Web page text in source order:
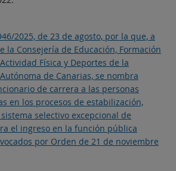
2025, de 23 de agosto, por la que, a
la Consejería de Educación, Formación
Física y Deportes de la
de Canarias, se nombra
de carrera a las personas
en los procesos de estabilización,
selectivo excepcional de
el ingreso en la función pública
por Orden de 21 de noviembre